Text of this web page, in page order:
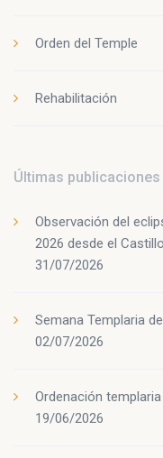
Orden del Temple
Rehabilitación
Últimas publicaciones
Observación del
2026 desde el
31/07/2026
Semana Templaria
02/07/2026
Ordenación
19/06/2026